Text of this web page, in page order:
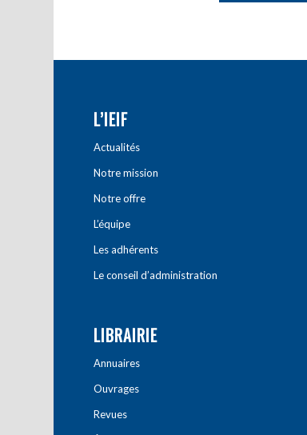
L’IEIF
Actualités
Notre mission
Notre offre
L’équipe
Les adhérents
Le conseil d’administration
LIBRAIRIE
Annuaires
Ouvrages
Revues